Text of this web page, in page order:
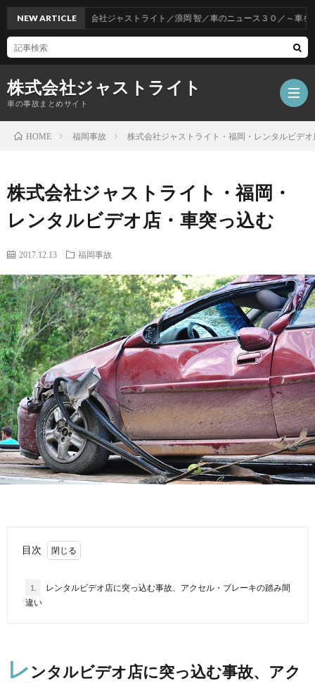
株式会社ジャストライト
車の事故まとめサイト
故
事
故
酒
運
転
NEW ARTICLE株式会社ジャストライト／浪岡 智／車のニュース３０／～車をお得
HOME 福岡事故 株式会社ジャストライト・福岡・レンタルビデ
株式会社ジャストライト・福岡・
レンタルビデオ店・車突っ込む
2017.12.13 福岡事故
目次
1.
レンタルビデオ店に突っ込む事故、アクセル・ブレーキの踏み間
違い
レンタルビデオ店に突っ込む事故、アク